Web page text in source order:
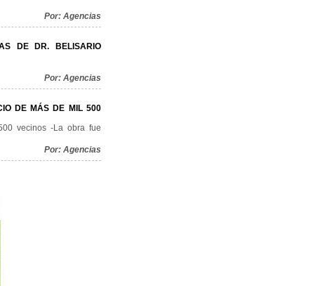
Por: Agencias
DE DR. BELISARIO
Por: Agencias
DE MÁS DE MIL 500
vecinos -La obra fue
Por: Agencias